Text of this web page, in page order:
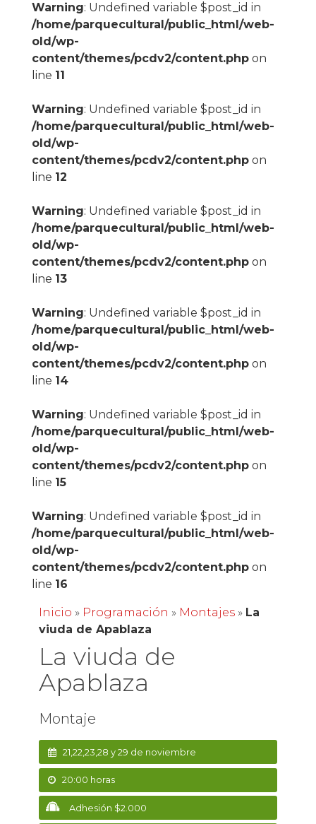
Warning: Undefined variable $post_id in
/home/parquecultural/public_html/web-
old/wp-
content/themes/pcdv2/content.phpon
line 11
Warning: Undefined variable $post_id in
/home/parquecultural/public_html/web-
old/wp-
content/themes/pcdv2/content.phpon
line 12
Warning: Undefined variable $post_id in
/home/parquecultural/public_html/web-
old/wp-
content/themes/pcdv2/content.phpon
line 13
Warning: Undefined variable $post_id in
/home/parquecultural/public_html/web-
old/wp-
content/themes/pcdv2/content.phpon
line 14
Warning: Undefined variable $post_id in
/home/parquecultural/public_html/web-
old/wp-
content/themes/pcdv2/content.phpon
line 15
Warning: Undefined variable $post_id in
/home/parquecultural/public_html/web-
old/wp-
content/themes/pcdv2/content.phpon
line 16
Inicio » Programación » Montajes» La
viuda de Apablaza
La viuda de
Apablaza
Montaje
21,22,23,28 y 29 de noviembre
20:00 horas
Adhesión $2.000